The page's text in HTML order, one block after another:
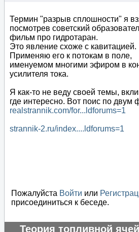
Термин "разрыв сплошности" я
посмотрев советский
фильм про гидротаран.
Это явление схоже с кавитацией.
Применяю его к потокам в поле,
именуемом многими эфиром в
усилителя тока.
Я как-то не веду своей темы,
где интересно. Вот поис по двум
realstrannik.com/for...ldforums=1
strannik-2.ru/index....ldforums=1
Пожалуйста Войти или
присоединиться к беседе.
Теория топливной